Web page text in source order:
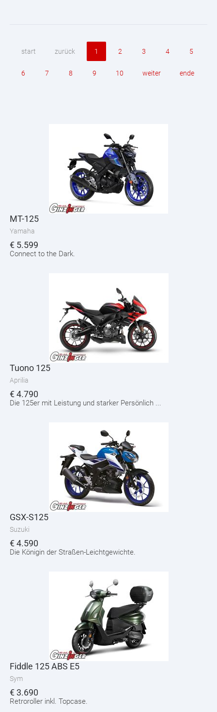
start zurück 1 2 3 4 5
6 7 8 9 10 weiter ende
MT-125
Yamaha
€ 5.599
Connect to the Dark.
Tuono 125
Aprilia
€4.790
Die 125er mit Leistung und starker Persönlich ...
GSX-S125
Suzuki
€4.590
Die Königin der Straßen-Leichtgewichte.
Fiddle 125 ABS E5
Sym
€3.690
Retroroller inkl. Topcase.